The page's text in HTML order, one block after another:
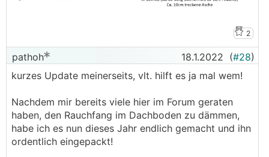
2
pathoh 18.1.2022 (#28)
kurzes Update meinerseits, vlt. hilft es ja mal wem!
Nachdem mir bereits viele hier im Forum geraten
haben, den Rauchfang im Dachboden zu dämmen,
habe ich es nun dieses Jahr endlich gemacht und ihn
ordentlich eingepackt!